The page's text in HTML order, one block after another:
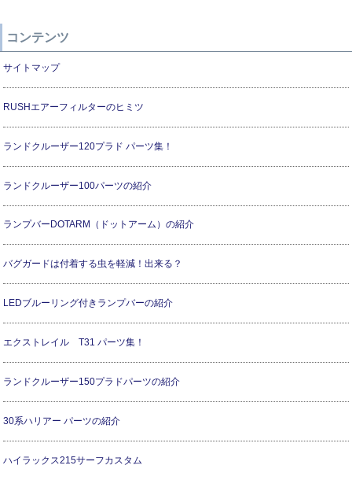
コンテンツ
サイトマップ
RUSHエアーフィルターのヒミツ
ランドクルーザー120プラド パーツ集！
ランドクルーザー100パーツの紹介
ランプバーDOTARM（ドットアーム）の紹介
バグガードは付着する虫を軽減！出来る？
LEDブルーリング付きランプバーの紹介
エクストレイル T31 パーツ集！
ランドクルーザー150プラドパーツの紹介
30系ハリアー パーツの紹介
ハイラックス215サーフカスタム